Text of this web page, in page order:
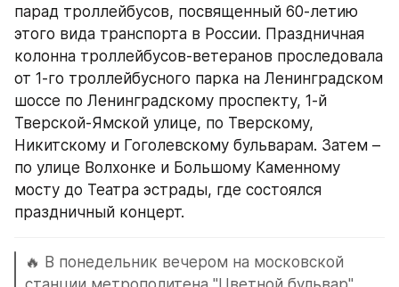
парад троллейбусов, посвященный 60-летию
этого вида транспорта в России. Праздничная
колонна троллейбусов-ветеранов проследовала
от 1-го троллейбусного парка на Ленинградском
шоссе по Ленинградскому проспекту, 1-й
Тверской-Ямской улице, по Тверскому,
Никитскому и Гоголевскому бульварам. Затем –
по улице Волхонке и Большому Каменному
мосту до Театра эстрады, где состоялся
праздничный концерт.
🔥 В понедельник вечером на московской